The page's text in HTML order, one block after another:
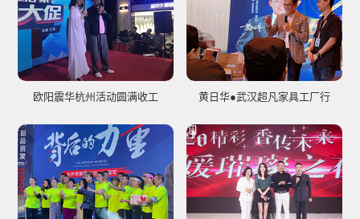
欧阳震华杭州活动圆满收工 黄日华●武汉超凡家具工厂行